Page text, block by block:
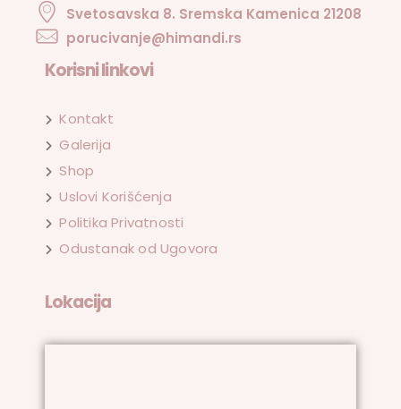
Svetosavska 8. Sremska Kamenica 21208
porucivanje@himandi.rs
Korisni linkovi
Kontakt
Galerija
Shop
Uslovi Korišćenja
Politika Privatnosti
Odustanak od Ugovora
Lokacija